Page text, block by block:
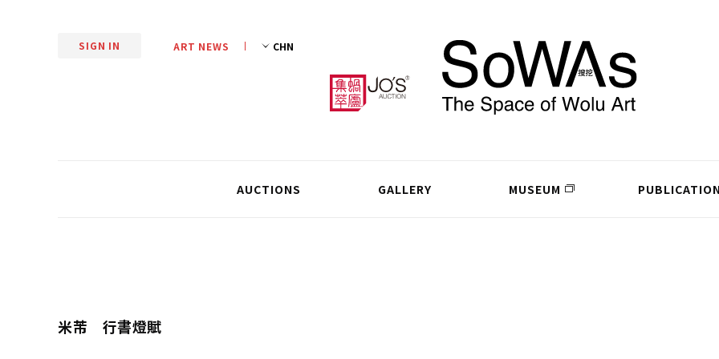
SIGN IN ART NEWS
AUCTIONS GALLERY MUSEUM
米芾 行書燈賦